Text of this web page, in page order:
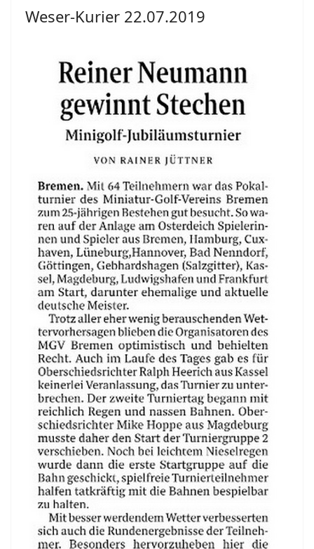
Weser-Kurier 22.07.2019